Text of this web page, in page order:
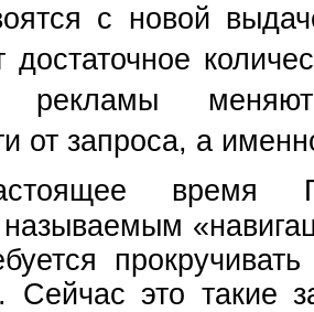
с новой
достаточное
рекламы
от запроса, а
время
называемым «
Сейчас это такие